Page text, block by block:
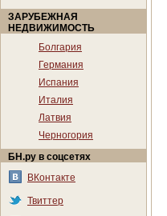
ЗАРУБЕЖНАЯ
НЕДВИЖИМОСТЬ
Болгария
Германия
Испания
Италия
Латвия
Черногория
БН.ру в соцсетях
ВКонтакте
Твиттер